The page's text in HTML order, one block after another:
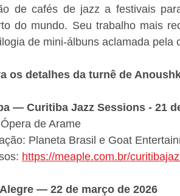
de cafés de jazz a festivais
do mundo. Seu trabalho mais
de mini-álbuns aclamada pela
os detalhes da turnê de
— Curitiba Jazz Sessions - 21
de Arame
Planeta Brasil e Goat
https://meaple.com.br/
— 22 de março de 2026